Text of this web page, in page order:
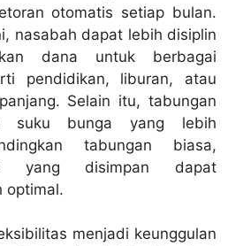
otomatis setiap bulan.
nasabah dapat lebih disiplin
dana untuk berbagai
pendidikan, liburan, atau
Selain itu, tabungan
suku bunga yang lebih
tabungan biasa,
yang disimpan dapat
optimal.
menjadi keunggulan